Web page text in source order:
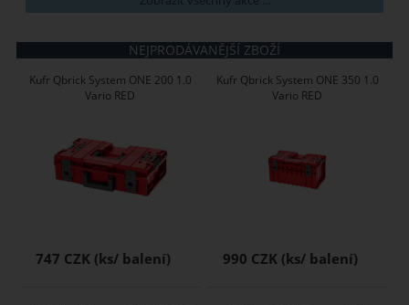
NEJPRODÁVANĚJŠÍ ZBOŽÍ
Kufr Qbrick System ONE 200 1.0
Vario RED
747 CZK
Kufr Qbrick System ONE 350 1.0
Vario RED
990 CZK